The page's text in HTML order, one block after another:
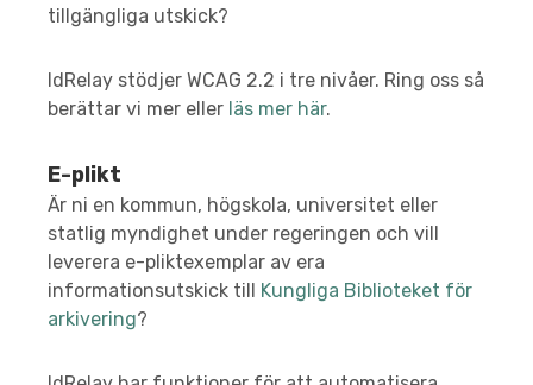
tillgängliga utskick?
IdRelay stödjer WCAG 2.2 i tre nivåer. Ring oss så
berättar vi mer eller läs mer här.
E-plikt
Är ni en kommun, högskola, universitet eller
statlig myndighet under regeringen och vill
leverera e-pliktexemplar av era
informationsutskick till Kungliga Biblioteket för
arkivering?